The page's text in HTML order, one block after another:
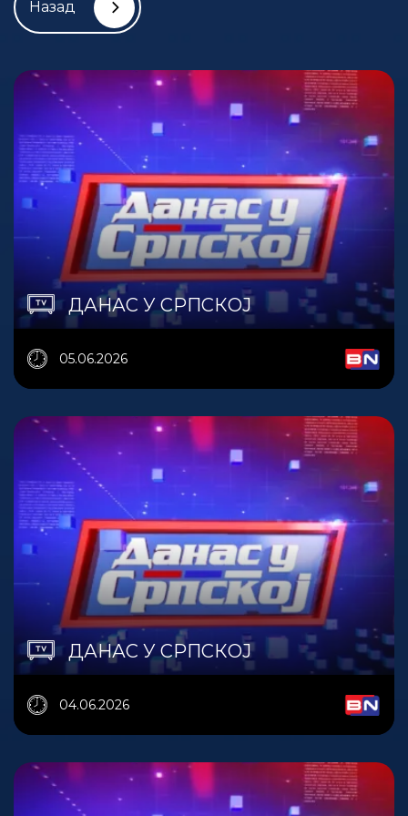
Назад
ДАНАС У СРПСКОЈ
05.06.2026
ДАНАС У СРПСКОЈ
04.06.2026